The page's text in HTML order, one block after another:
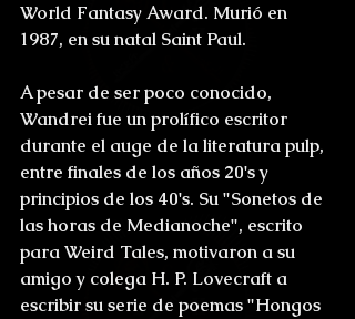
World Fantasy Award. Murió en
1987, en su natal Saint Paul.
A pesar de ser poco conocido,
Wandrei fue un prolífico escritor
durante el auge de la literatura pulp,
entre finales de los años 20's y
principios de los 40's. Su "Sonetos de
las horas de Medianoche", escrito
para Weird Tales, motivaron a su
amigo y colega H. P. Lovecraft a
escribir su serie de poemas "Hongos